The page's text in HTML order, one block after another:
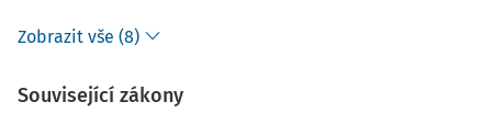
Zobrazit vše (8)
Související zákony